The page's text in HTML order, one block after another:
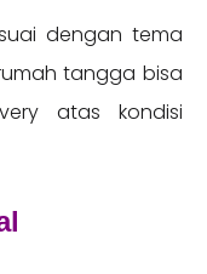
dengan tema
tangga bisa
atas kondisi